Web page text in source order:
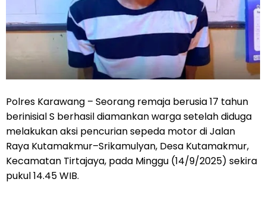
Polres Karawang – Seorang remaja berusia 17 tahun
berinisial S berhasil diamankan warga setelah diduga
melakukan aksi pencurian sepeda motor di Jalan
Raya Kutamakmur–Srikamulyan, Desa Kutamakmur,
Kecamatan Tirtajaya, pada Minggu (14/9/2025) sekira
pukul 14.45 WIB.